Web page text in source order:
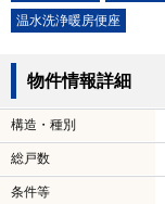
温水洗浄暖房便座
物件情報詳細
構造・種別
総戸数
条件等